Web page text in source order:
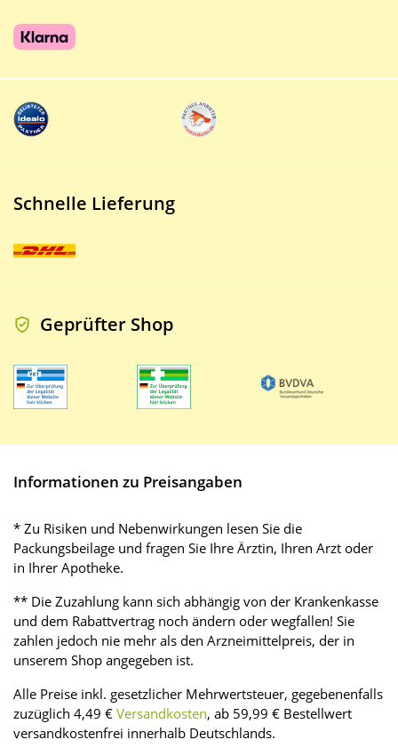
Schnelle Lieferung
Geprüfter Shop
Informationen zu Preisangaben
* Zu Risiken und Nebenwirkungen lesen Sie die
Packungsbeilage und fragen Sie Ihre Ärztin, Ihren Arzt oder
in Ihrer Apotheke.
** Die Zuzahlung kann sich abhängig von der Krankenkasse
und dem Rabattvertrag noch ändern oder wegfallen! Sie
zahlen jedoch nie mehr als den Arzneimittelpreis, der in
unserem Shop angegeben ist.
Alle Preise inkl. gesetzlicher Mehrwertsteuer, gegebenenfalls
zuzüglich 4,49 € Versandkosten, ab 59,99 € Bestellwert
versandkostenfrei innerhalb Deutschlands.